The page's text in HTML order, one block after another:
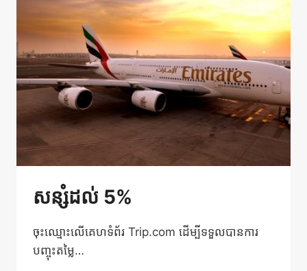
សំបុត្រ
រថយន្ត
ក្រុង
និង
កាណូត
សន្សំដល់ 5%
ចុះឈ្មោះលើគេហទំព័រ Trip.com ដើម្បីទទួលបានការ
បញ្ចុះតម្លៃ…